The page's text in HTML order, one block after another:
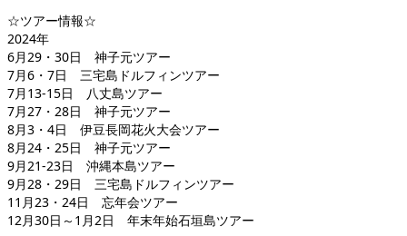
☆ツアー情報☆
2024年
6月29・30日 神子元ツアー
7月6・7日 三宅島ドルフィンツアー
7月13-15日 八丈島ツアー
7月27・28日 神子元ツアー
8月3・4日 伊豆長岡花火大会ツアー
8月24・25日 神子元ツアー
9月21-23日 沖縄本島ツアー
9月28・29日 三宅島ドルフィンツアー
11月23・24日 忘年会ツアー
12月30日～1月2日 年末年始石垣島ツアー